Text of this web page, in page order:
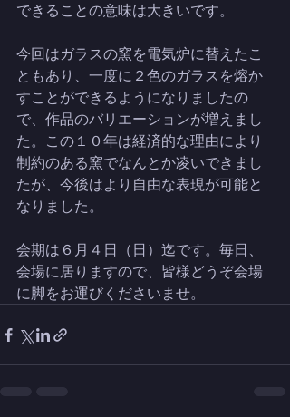
できることの意味は大きいです。
今回はガラスの窯を電気炉に替えたこ
ともあり、一度に２色のガラスを熔か
すことができるようになりましたの
で、作品のバリエーションが増えまし
た。この１０年は経済的な理由により
制約のある窯でなんとか凌いできまし
たが、今後はより自由な表現が可能と
なりました。
会期は６月４日（日）迄です。毎日、
会場に居りますので、皆様どうぞ会場
に脚をお運びくださいませ。